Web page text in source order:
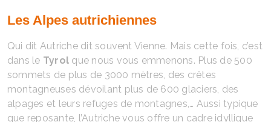
Les Alpes autrichiennes
Qui dit Autriche dit souvent Vienne. Mais cette fois, c’est
dans le Tyrol que nous vous emmenons. Plus de 500
sommets de plus de 3000 mètres, des crêtes
montagneuses dévoilant plus de 600 glaciers, des
alpages et leurs refuges de montagnes,… Aussi typique
que reposante, l’Autriche vous offre un cadre idyllique